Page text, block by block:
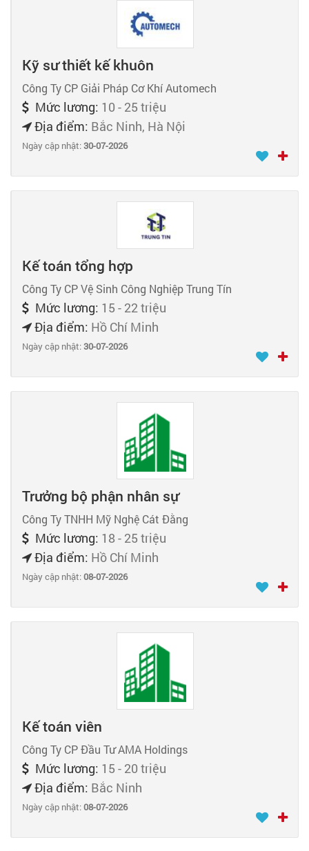
Kỹ sư thiết kế khuôn
Công Ty CP Giải Pháp Cơ Khí Automech
Mức lương: 10 - 25 triệu
Địa điểm: Bắc Ninh, Hà Nội
Ngày cập nhật:30-07-2026
Kế toán tổng hợp
Công Ty CP Vệ Sinh Công Nghiệp Trung Tín
Mức lương: 15 - 22 triệu
Địa điểm: Hồ Chí Minh
Ngày cập nhật:30-07-2026
Trưởng bộ phận nhân sự
Công Ty TNHH Mỹ Nghệ Cát Đằng
Mức lương: 18 - 25 triệu
Địa điểm: Hồ Chí Minh
Ngày cập nhật:08-07-2026
Kế toán viên
Công Ty CP Đầu Tư AMA Holdings
Mức lương: 15 - 20 triệu
Địa điểm: Bắc Ninh
Ngày cập nhật:08-07-2026